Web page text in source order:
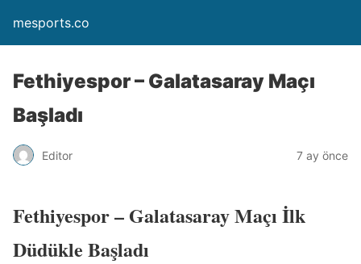
mesports.co
Fethiyespor – Galatasaray Maçı
Başladı
Editor 7 ay önce
Fethiyespor – Galatasaray Maçı İlk
Düdükle Başladı